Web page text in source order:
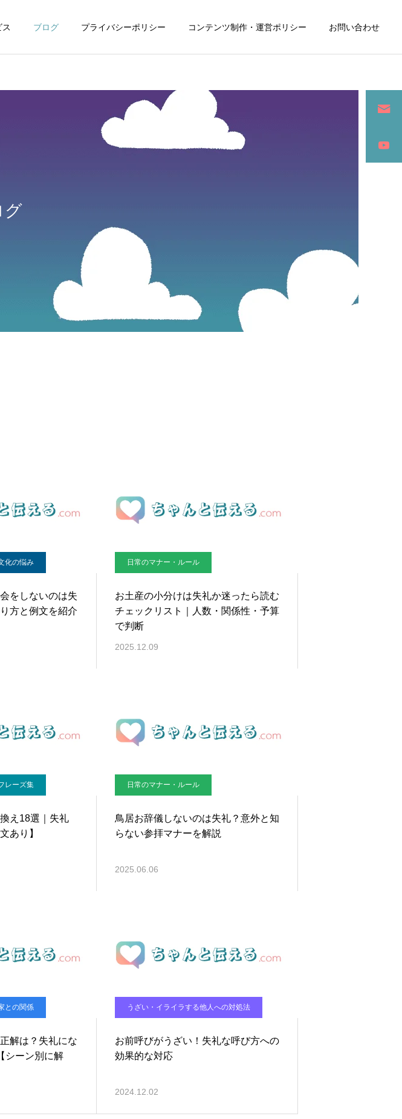
ブログ プライバシーポリシー コンテンツ制作・運営ポリシー お問い合わせ
詳細を見る
グラフィックデザイン SEO / セールスライティング
グ
化の悩み
をしないのは失
方と例文を紹介
日常のマナー・ルール
お土産の小分けは失礼か迷ったら読む
チェックリスト｜人数・関係性・予算
で判断
2025.12.09
レーズ集
え18選｜失礼
あり】
日常のマナー・ルール
鳥居お辞儀しないのは失礼？意外と知
らない参拝マナーを解説
2025.06.06
との関係
解は？失礼にな
シーン別に解
うざい・イライラする他人への対処法
お前呼びがうざい！失礼な呼び方への
効果的な対応
2024.12.02